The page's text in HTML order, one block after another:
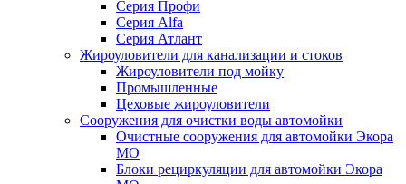
Серия Профи
Серия Alfa
Серия Атлант
Жироуловители для канализации и стоков
Жироуловители под мойку
Промышленные
Цеховые жироуловители
Сооружения для очистки воды автомойки
Очистные сооружения для автомойки Экора
МО
Блоки рециркуляции для автомойки Экора